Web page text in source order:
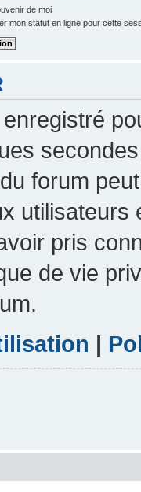
de moi
mon statut en ligne pour cette
forum
pris
de vie
|